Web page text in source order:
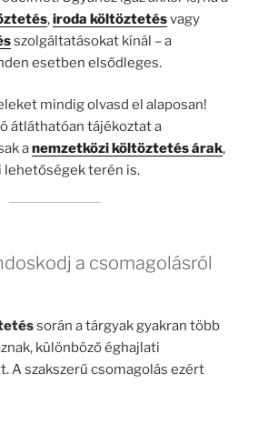
,iroda költöztetésvagy
szolgáltatásokat kínál – a
esetben elsődleges.
mindig olvasd el alaposan!
átláthatóan tájékoztat a
anemzetközi költöztetés árak,
lehetőségek terén is.
a csomagolásról
során a tárgyak gyakran több
különböző éghajlati
A szakszerű csomagolás ezért